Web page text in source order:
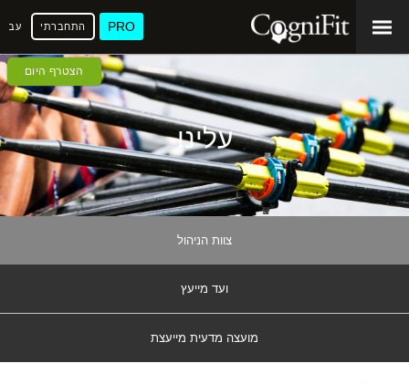
PRO התחברתי
הצטרף היום
עלינו
צוות הניהול
ועד מייעץ
מועצה מדעית מייעצת